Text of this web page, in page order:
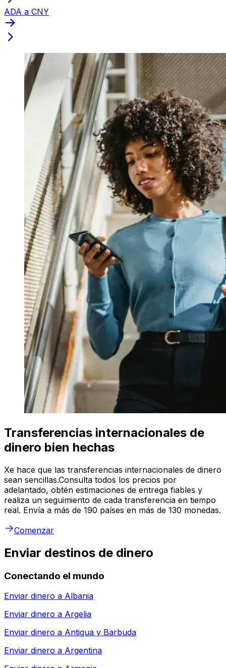
ADA a CNY
Transferencias internacionales de
dinero bien hechas
Xe hace que las transferencias internacionales de dinero
sean sencillas.Consulta todos los precios por
adelantado, obtén estimaciones de entrega fiables y
realiza un seguimiento de cada transferencia en tiempo
real. Envía a más de 190 países en más de 130 monedas.
Comenzar
Enviar destinos de dinero
Conectando el mundo
Enviar dinero a Albania
Enviar dinero a Argelia
Enviar dinero a Antigua y Barbuda
Enviar dinero a Argentina